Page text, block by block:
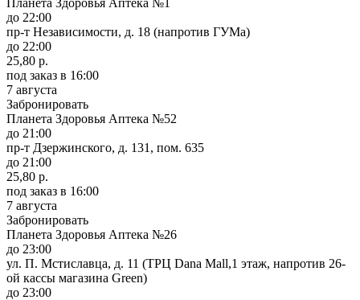
до 22:00
пр-т Независимости, д. 18 (напротив ГУМа)
до 22:00
25,80 р.
под заказ в 16:00
7 августа
Забронировать
Планета Здоровья Аптека №52
до 21:00
пр-т Дзержинского, д. 131, пом. 635
до 21:00
25,80 р.
под заказ в 16:00
7 августа
Забронировать
Планета Здоровья Аптека №26
до 23:00
ул. П. Мстиславца, д. 11 (ТРЦ Dana Mall,1 этаж, напротив 26-
ой кассы магазина Green)
до 23:00